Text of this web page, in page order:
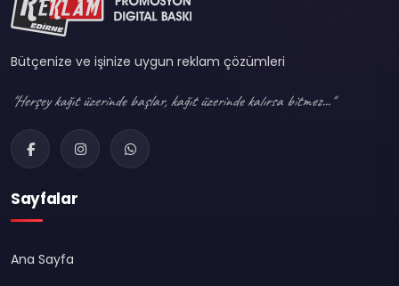
Bütçenize ve işinize uygun reklam çözümleri
"Herşey kağıt üzerinde başlar, kağıt üzerinde kalırsa bitmez..."
Sayfalar
Ana Sayfa